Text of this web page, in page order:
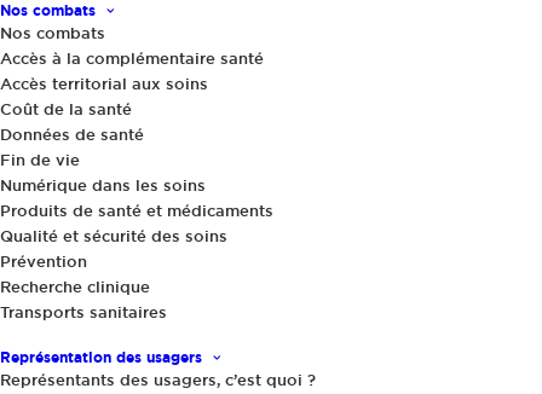
Nos combats
Nos combats
Accès à la complémentaire santé
Accès territorial aux soins
Coût de la santé
Données de santé
Fin de vie
Numérique dans les soins
Produits de santé et médicaments
Qualité et sécurité des soins
Prévention
Recherche clinique
Transports sanitaires
Représentation des usagers
Représentants des usagers, c’est quoi ?
Tour de France de la santé insulaire :
La Réunion
Nous voici donc cette semaine à La Réunion,